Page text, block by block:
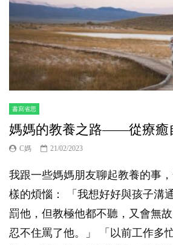
書寫省思
媽媽的教養之路——從療癒
C媽 21/02/2023
我跟一些媽媽朋友聊起教養的事
樣的煩惱： 「我想好好與孩子溝
罰他，但教極他都不聽，又會無
忍不住罵了他。」 「以前工作多